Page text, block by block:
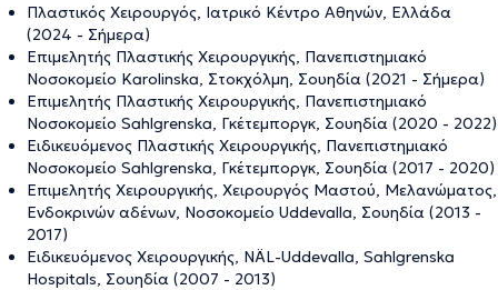
Πλαστικός Χειρουργός, Ιατρικό Κέντρο Αθηνών, Ελλάδα
(2024 - Σήμερα)
Επιμελητής Πλαστικής Χειρουργικής, Πανεπιστημιακό
Νοσοκομείο Karolinska, Στοκχόλμη, Σουηδία (2021 - Σήμερα)
Επιμελητής Πλαστικής Χειρουργικής, Πανεπιστημιακό
Νοσοκομείο Sahlgrenska, Γκέτεμποργκ, Σουηδία (2020 - 2022)
Ειδικευόμενος Πλαστικής Χειρουργικής, Πανεπιστημιακό
Νοσοκομείο Sahlgrenska, Γκέτεμποργκ, Σουηδία (2017 - 2020)
Επιμελητής Χειρουργικής, Χειρουργός Μαστού, Μελανώματος,
Ενδοκρινών αδένων, Νοσοκομείο Uddevalla, Σουηδία (2013 -
2017)
Eιδικευόμενος Χειρουργικής, NÄL-Uddevalla, Sahlgrenska
Hospitals, Σουηδία (2007 - 2013)